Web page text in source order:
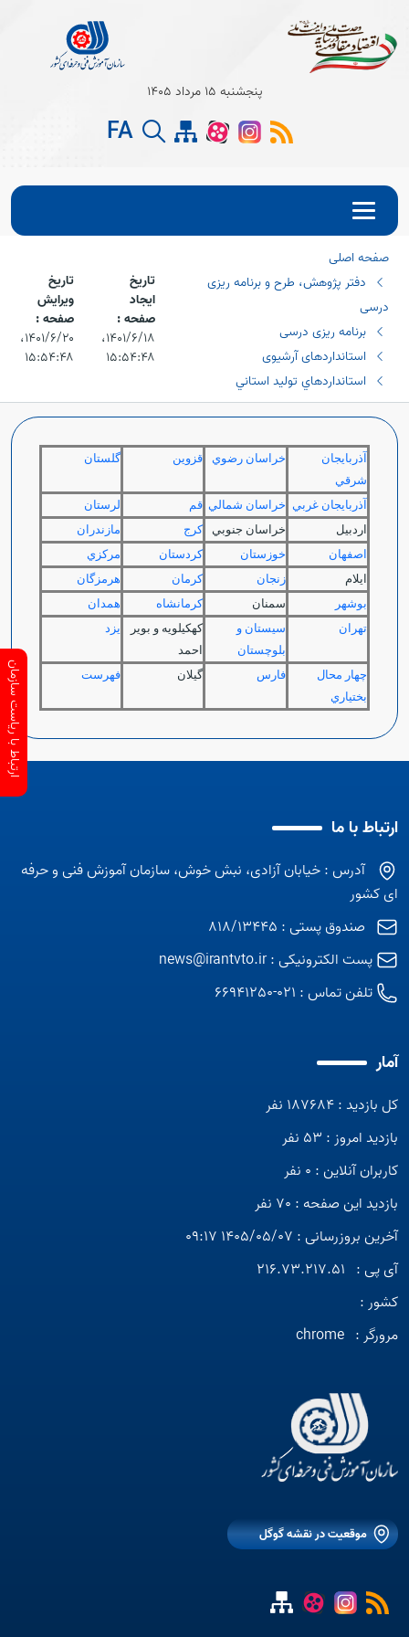
Open
پنجشنبه 15 مرداد 1405
FA
صفحه اصلی
دفتر پژوهش، طرح و برنامه ریزی
درسی
برنامه ریزی درسی
استانداردهای آرشیوی
استانداردهاي توليد استاني
تاریخ
ایجاد
صفحه :
۱۴۰۱/۶/۱۸،‏
۱۵:۵۴:۴۸
تاریخ
ویرایش
صفحه :
۱۴۰۱/۶/۲۰،‏
۱۵:۵۴:۴۸
آذربايجان
شرقي
خراسان رضوي قزوين گلستان
آذربايجان غربي خراسان شمالي قم
لرستان
اردبيل
خراسان جنوبي كرج
مازندران
اصفهان
خوزستان كردستان
مركزي
ايلام
زنجان كرمان
هرمزگان
بوشهر
سمنان كرمانشاه
همدان
تهران
سيستان و
بلوچستان
كهكيلويه و بوير
احمد
يزد
چهار محال
بختياري
فارس گيلان فهرست
ارتباط با ما
آدرس : خیابان آزادی، نبش خوش، سازمان آموزش فنی و حرفه
ای کشور
صندوق پستی : 818/13445
پست الکترونیکی :news@irantvto.ir
تلفن تماس : 021-66941250
آمار
کل بازدید : 187684 نفر
بازدید امروز : 53 نفر
کاربران آنلاین : 0 نفر
بازدید این صفحه : 70 نفر
آخرین بروزرسانی : 1405/05/07 09:17
آی پی : 216.73.217.51
کشور :
مرورگر : chrome
موقعیت در نقشه گوگل
ارتباط با ریاست سازمان